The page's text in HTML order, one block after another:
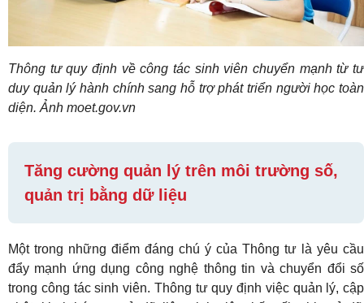
Thông tư quy định về công tác sinh viên chuyển mạnh từ tư
duy quản lý hành chính sang hỗ trợ phát triển người học toàn
diện. Ảnh moet.gov.vn
Tăng cường quản lý trên môi trường số,
quản trị bằng dữ liệu
Một trong những điểm đáng chú ý của Thông tư là yêu cầu
đẩy mạnh ứng dụng công nghệ thông tin và chuyển đổi số
trong công tác sinh viên. Thông tư quy định việc quản lý, cập